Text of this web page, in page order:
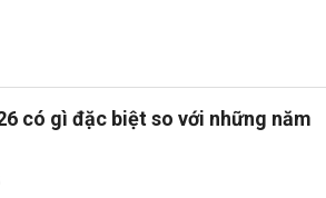
có gì đặc biệt so với những năm